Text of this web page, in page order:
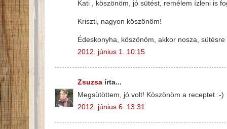
Kati , köszönöm, jó sütést, remélem ízleni is
Kriszti, nagyon köszönöm!
Édeskonyha, köszönöm, akkor nosza, sütésre
2012. június 1. 10:15
Zsuzsa írta...
Megsütöttem, jó volt! Köszönöm a receptet :-)
2012. június 6. 13:31